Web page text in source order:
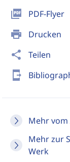
picture_as_pdf PDF-Flyer
print Drucken
share Teilen
send_to_mobile
Mehr
Mehr zur
Werk